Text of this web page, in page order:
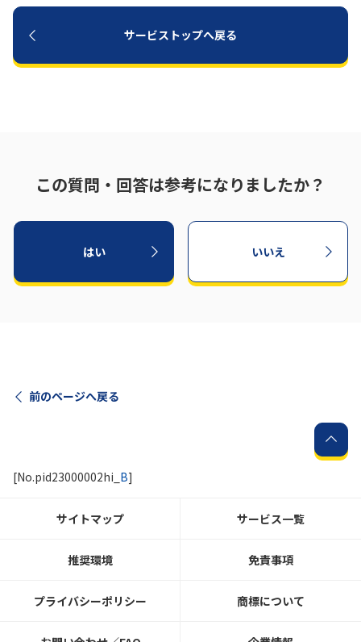
NTTドコモビジネスのお客さ
工事・故障情報通知
サービストップへ戻る
この質問・回答は参考になりましたか？
はい いいえ
前のページへ戻る
[No.pid23000002hi_ B]
サイトマップ サービス一覧
推奨環境 免責事項
プライバシーポリシー 商標について